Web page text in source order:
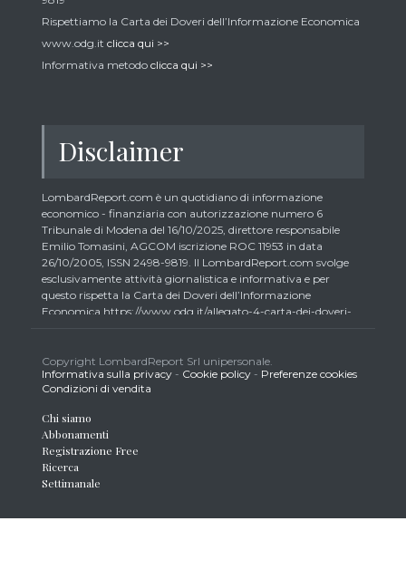
Rispettiamo la Carta dei Doveri dell’Informazione Economica
www.odg.it clicca qui >>
Informativa metodo clicca qui >>
Disclaimer
LombardReport.com è un quotidiano di informazione
economico - finanziaria con autorizzazione numero 6
Tribunale di Modena del 16/10/2025, direttore responsabile
Emilio Tomasini, AGCOM iscrizione ROC 11953 in data
26/10/2005, ISSN 2498-9819. Il LombardReport.com svolge
esclusivamente attività giornalistica e informativa e per
questo rispetta la Carta dei Doveri dell’Informazione
Economica https://www.odg.it/allegato-4-carta-dei-doveri-
essere consapevoli che i collaboratori di LombardReport.com
iscritti all’Ordine dei Giornalisti non possono detenere i titoli
oggetto dei loro articoli mentre i collaboratori non giornalisti
trader retail e comunque inferiori allo 0,5% del capitale, gli
strumenti finanziari oggetto dei loro articoli creando così un
potenziale conflitto di interesse con i lettori stessi. L’accesso al
presente sito implica la conoscenza e la piena accettazione
delle presenti informazioni legali, dei Termini d’Uso del sito
Copyright LombardReport Srl unipersonale.
Informativa sulla privacy - Cookie policy - Preferenze cookies
Condizioni di vendita
Chi siamo
Abbonamenti
Registrazione Free
Ricerca
Settimanale